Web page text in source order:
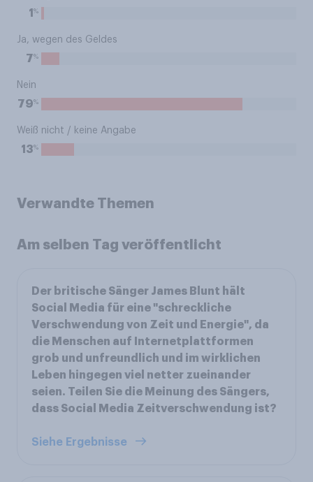
1 %
Ja, wegen des Geldes
7%
Nein
79%
Weiß nicht / keine Angabe
13%
Verwandte Themen
Am selben Tag veröffentlicht
Der britische Sänger James Blunt hält
Social Media für eine "schreckliche
Verschwendung von Zeit und Energie", da
die Menschen auf Internetplattformen
grob und unfreundlich und im wirklichen
Leben hingegen viel netter zueinander
seien. Teilen Sie die Meinung des Sängers,
dass Social Media Zeitverschwendung ist?
Siehe Ergebnisse